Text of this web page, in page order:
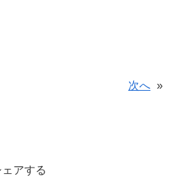
次へ »
ェアする